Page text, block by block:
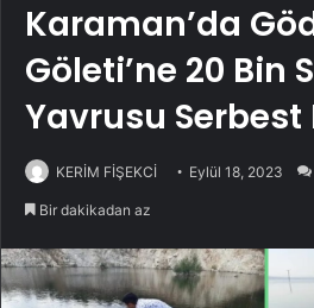
Karaman’da
Göleti’ne 20 Bin
Yavrusu Serbest
KERİM FİŞEKCİ Eylül 18, 2023
Bir dakikadan az